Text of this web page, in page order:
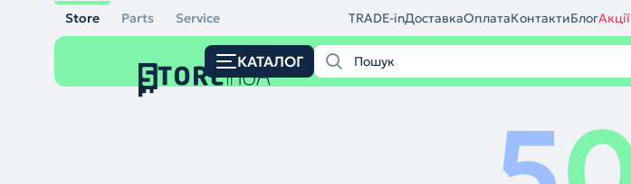
Store Parts Service TRADE-inДоставкаОплатаКонтактиБлогАкції
КАТАЛОГ